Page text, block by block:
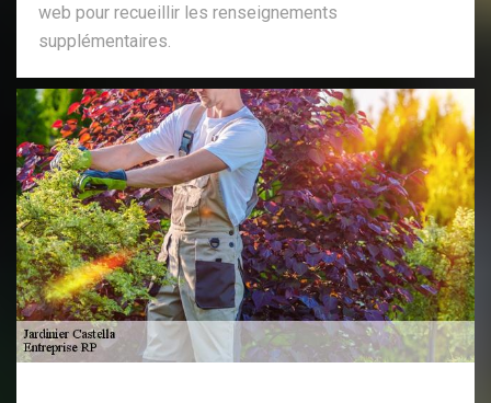
web pour recueillir les renseignements
supplémentaires.